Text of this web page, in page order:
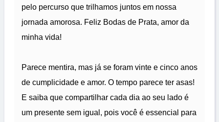
pelo percurso que trilhamos juntos em nossa
jornada amorosa. Feliz Bodas de Prata, amor da
minha vida!
Parece mentira, mas já se foram vinte e cinco anos
de cumplicidade e amor. O tempo parece ter asas!
E saiba que compartilhar cada dia ao seu lado é
um presente sem igual, pois você é essencial para